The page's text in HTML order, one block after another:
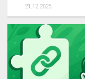
21.12.2025